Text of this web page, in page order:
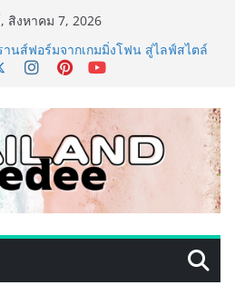
สิงหาคม 7, 2026
านส์ฟอร์มจากเกมมิ่งโฟน สู่ไลฟ์สไตล์
หญ่ปักหมุดแลนมาร์คใหม่กลางสถานี
รรมสีไทย นิปปอนเพนต์ผนึก 6 พันธ
ำ นำร่องเปิดตัว “NIPPON PAINT
ปรแกรมดูแลคุณภาพฟิล์มสีหลังการขาย
ลูกค้าด้วยผลิตภัณฑ์คุณภาพและ
ครบวงจร
4 ภาค @ภาคกลาง “มนต์เสน่ห์เกษตร
คร” ชวนชิม ช้อป สินค้าเกษตร
นนี้ – 8 สิงหาคมนี้ ณ ลานคนเมือง
ำเร็จ Village to the World Season
เคลื่อน ESG Tourism สืบสานพระ
ค่าการท่องเที่ยวไทยอย่างยั่งยืน